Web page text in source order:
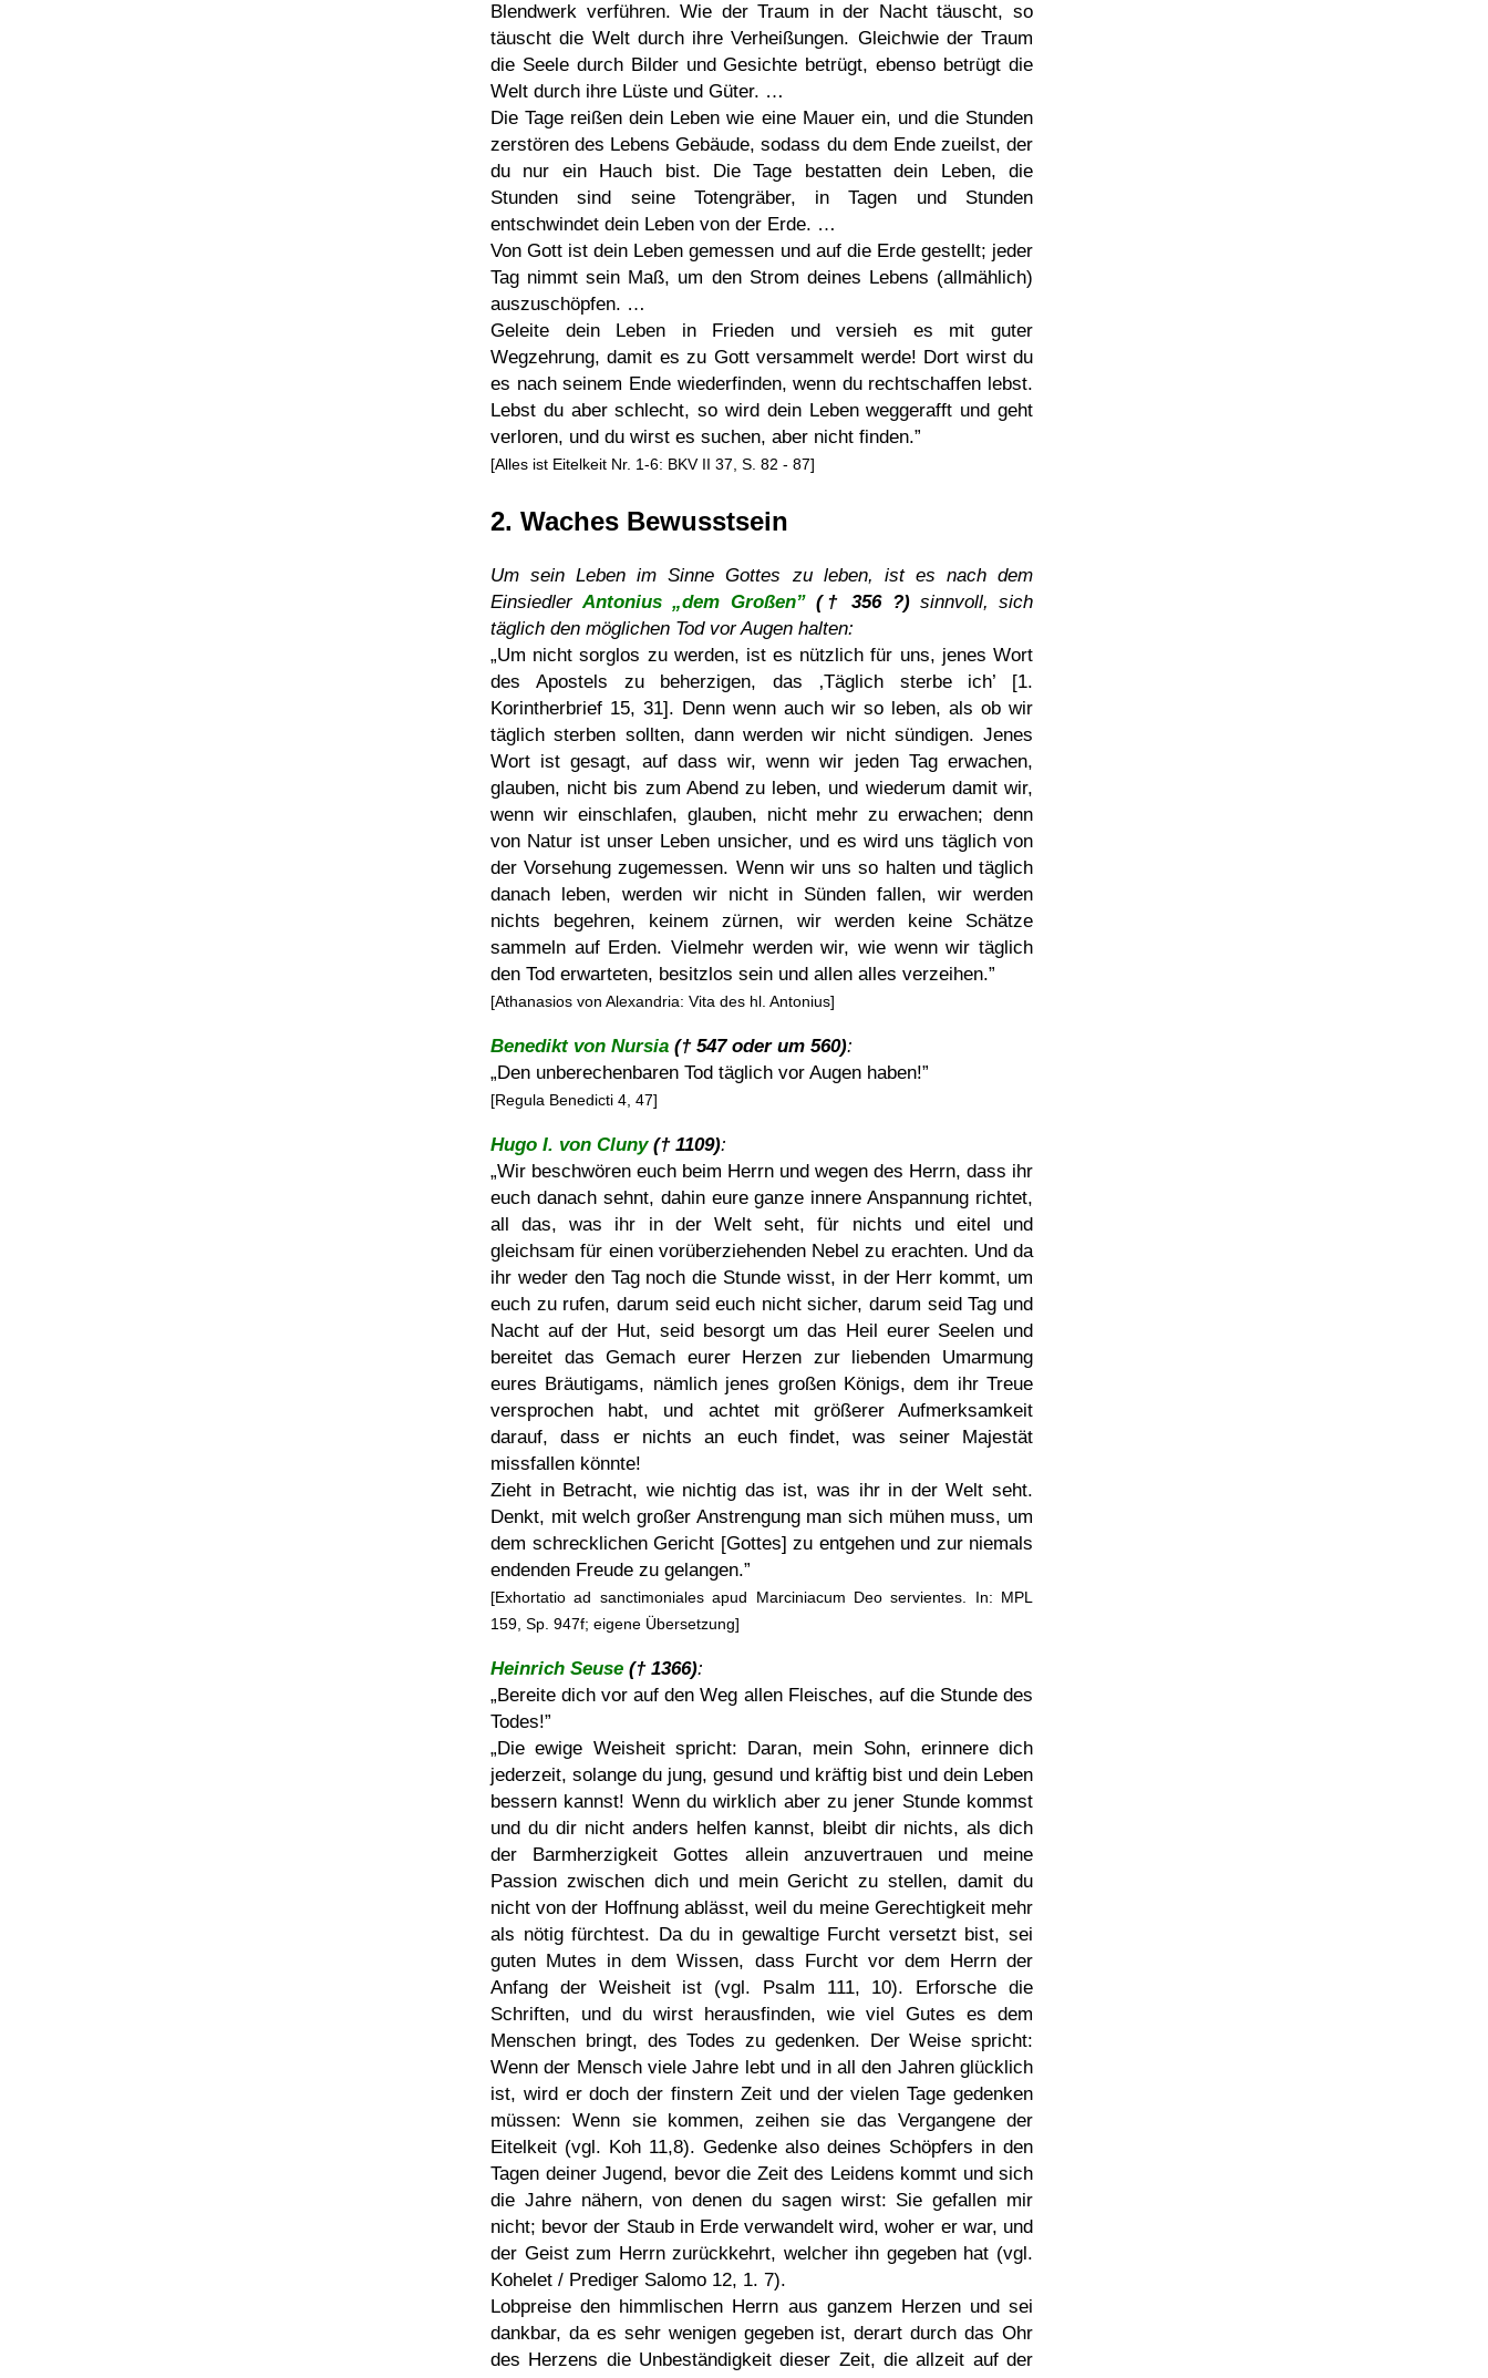
Blendwerk verführen. Wie der Traum in der Nacht täuscht, so
täuscht die Welt durch ihre Verheißungen. Gleichwie der Traum
die Seele durch Bilder und Gesichte betrügt, ebenso betrügt die
Welt durch ihre Lüste und Güter. …
Die Tage reißen dein Leben wie eine Mauer ein, und die Stunden
zerstören des Lebens Gebäude, sodass du dem Ende zueilst, der
du nur ein Hauch bist. Die Tage bestatten dein Leben, die
Stunden sind seine Totengräber, in Tagen und Stunden
entschwindet dein Leben von der Erde. …
Von Gott ist dein Leben gemessen und auf die Erde gestellt; jeder
Tag nimmt sein Maß, um den Strom deines Lebens (allmählich)
auszuschöpfen. …
Geleite dein Leben in Frieden und versieh es mit guter
Wegzehrung, damit es zu Gott versammelt werde! Dort wirst du
es nach seinem Ende wiederfinden, wenn du rechtschaffen lebst.
Lebst du aber schlecht, so wird dein Leben weggerafft und geht
verloren, und du wirst es suchen, aber nicht finden.
[Alles ist Eitelkeit Nr. 1-6: BKV II 37, S. 82 - 87]
2. Waches Bewusstsein
Um sein Leben im Sinne Gottes zu leben, ist es nach dem
EinsiedlerAntonius „dem Großen”(† 356 ?)sinnvoll, sich
täglich den möglichen Tod vor Augen halten:
Um nicht sorglos zu werden, ist es nützlich für uns, jenes Wort
des Apostels zu beherzigen, das
Täglich sterbe ich
[1.
Korintherbrief 15, 31]. Denn wenn auch wir so leben, als ob wir
täglich sterben sollten, dann werden wir nicht sündigen. Jenes
Wort ist gesagt, auf dass wir, wenn wir jeden Tag erwachen,
glauben, nicht bis zum Abend zu leben, und wiederum damit wir,
wenn wir einschlafen, glauben, nicht mehr zu erwachen; denn
von Natur ist unser Leben unsicher, und es wird uns täglich von
der Vorsehung zugemessen. Wenn wir uns so halten und täglich
danach leben, werden wir nicht in Sünden fallen, wir werden
nichts begehren, keinem zürnen, wir werden keine Schätze
sammeln auf Erden. Vielmehr werden wir, wie wenn wir täglich
den Tod erwarteten, besitzlos sein und allen alles verzeihen.
[Athanasios von Alexandria: Vita des hl. Antonius]
Benedikt von Nursia († 547 oder um 560):
Den unberechenbaren Tod täglich vor Augen haben!
[Regula Benedicti 4, 47]
Hugo I. von Cluny(† 1109):
Wir beschwören euch beim Herrn und wegen des Herrn, dass ihr
euch danach sehnt, dahin eure ganze innere Anspannung richtet,
all das, was ihr in der Welt seht, für nichts und eitel und
gleichsam für einen vorüberziehenden Nebel zu erachten. Und da
ihr weder den Tag noch die Stunde wisst, in der Herr kommt, um
euch zu rufen, darum seid euch nicht sicher, darum seid Tag und
Nacht auf der Hut, seid besorgt um das Heil eurer Seelen und
bereitet das Gemach eurer Herzen zur liebenden Umarmung
eures Bräutigams, nämlich jenes großen Königs, dem ihr Treue
versprochen habt, und achtet mit größerer Aufmerksamkeit
darauf, dass er nichts an euch findet, was seiner Majestät
missfallen könnte!
Zieht in Betracht, wie nichtig das ist, was ihr in der Welt seht.
Denkt, mit welch großer Anstrengung man sich mühen muss, um
dem schrecklichen Gericht [Gottes] zu entgehen und zur niemals
endenden Freude zu gelangen.
[Exhortatio ad sanctimoniales apud Marciniacum Deo servientes. In: MPL
159, Sp. 947f; eigene Übersetzung]
Heinrich Seuse († 1366):
Bereite dich vor auf den Weg allen Fleisches, auf die Stunde des
Todes!
Die ewige Weisheit spricht: Daran, mein Sohn, erinnere dich
jederzeit, solange du jung, gesund und kräftig bist und dein Leben
bessern kannst! Wenn du wirklich aber zu jener Stunde kommst
und du dir nicht anders helfen kannst, bleibt dir nichts, als dich
der Barmherzigkeit Gottes allein anzuvertrauen und meine
Passion zwischen dich und mein Gericht zu stellen, damit du
nicht von der Hoffnung ablässt, weil du meine Gerechtigkeit mehr
als nötig fürchtest. Da du in gewaltige Furcht versetzt bist, sei
guten Mutes in dem Wissen, dass Furcht vor dem Herrn der
Anfang der Weisheit ist (vgl. Psalm 111, 10). Erforsche die
Schriften, und du wirst herausfinden, wie viel Gutes es dem
Menschen bringt, des Todes zu gedenken. Der Weise spricht:
Wenn der Mensch viele Jahre lebt und in all den Jahren glücklich
ist, wird er doch der finstern Zeit und der vielen Tage gedenken
müssen: Wenn sie kommen, zeihen sie das Vergangene der
Eitelkeit (vgl. Koh 11,8). Gedenke also deines Schöpfers in den
Tagen deiner Jugend, bevor die Zeit des Leidens kommt und sich
die Jahre nähern, von denen du sagen wirst: Sie gefallen mir
nicht; bevor der Staub in Erde verwandelt wird, woher er war, und
der Geist zum Herrn zurückkehrt, welcher ihn gegeben hat (vgl.
Kohelet / Prediger Salomo 12, 1. 7).
Lobpreise den himmlischen Herrn aus ganzem Herzen und sei
dankbar, da es sehr wenigen gegeben ist, derart durch das Ohr
des Herzens die Unbeständigkeit dieser Zeit, die allzeit auf der